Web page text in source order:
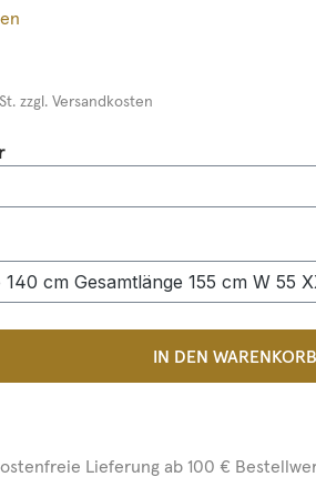
zzgl. Versandkosten
auswählen
Gib denIN DEN WARENKORB
Lieferung ab 100 €